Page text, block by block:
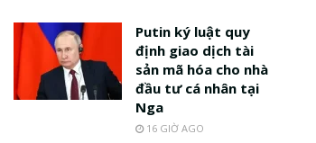
Putin ký luật quy
định giao dịch tài
sản mã hóa cho nhà
đầu tư cá nhân tại
Nga
16 GIỜ AGO